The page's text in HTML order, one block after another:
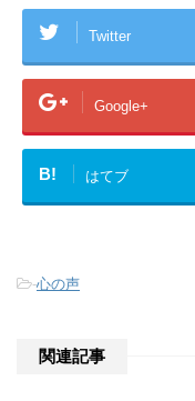
Twitter
Google+
B! はてブ
-心の声
関連記事